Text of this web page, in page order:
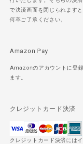
で決済画面を閉じられます
何卒ご了承ください。
Amazon Pay
Amazonのアカウントに登
ます。
クレジットカード決済
クレジットカード決済には